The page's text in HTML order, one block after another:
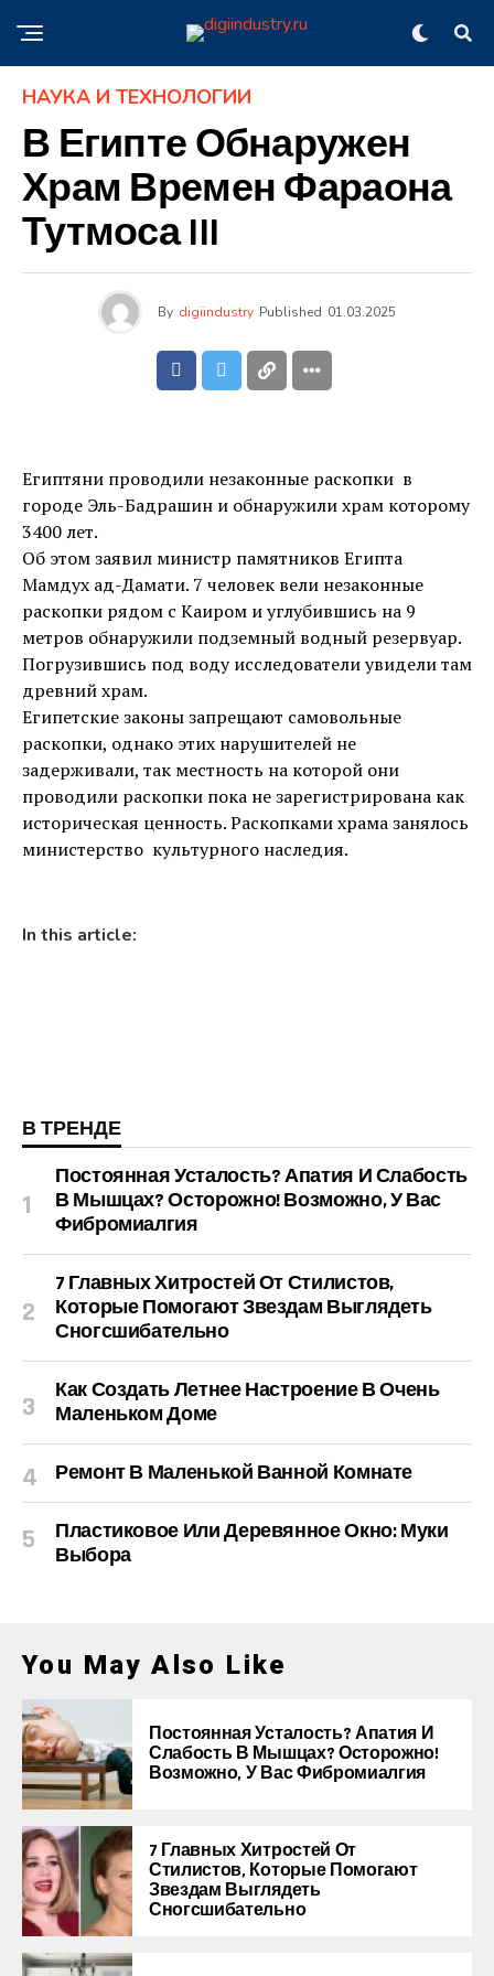
НАУКА И ТЕХНОЛОГИИ
В Египте Обнаружен
Храм Времен Фараона
Тутмоса III
By digiindustry Published 01.03.2025
Египтяни проводили незаконные раскопки в
городе Эль-Бадрашин и обнаружили храм которому
3400 лет.
Об этом заявил министр памятников Египта
Мамдух ад-Дамати. 7 человек вели незаконные
раскопки рядом с Каиром и углубившись на 9
метров обнаружили подземный водный резервуар.
Погрузившись под воду исследователи увидели там
древний храм.
Египетские законы запрещают самовольные
раскопки, однако этих нарушителей не
задерживали, так местность на которой они
проводили раскопки пока не зарегистрирована как
историческая ценность. Раскопками храма занялось
министерство культурного наследия.
In this article:
В ТРЕНДЕ
Постоянная Усталость? Апатия И Слабость
В Мышцах? Осторожно! Возможно, У Вас
Фибромиалгия
7 Главных Хитростей От Стилистов,
Которые Помогают Звездам Выглядеть
Сногсшибательно
Как Создать Летнее Настроение В Очень
Маленьком Доме
Ремонт В Маленькой Ванной Комнате
Пластиковое Или Деревянное Окно: Муки
Выбора
You May Also Like
Постоянная Усталость? Апатия И
Слабость В Мышцах? Осторожно!
Возможно, У Вас Фибромиалгия
7 Главных Хитростей От
Стилистов, Которые Помогают
Звездам Выглядеть
Сногсшибательно